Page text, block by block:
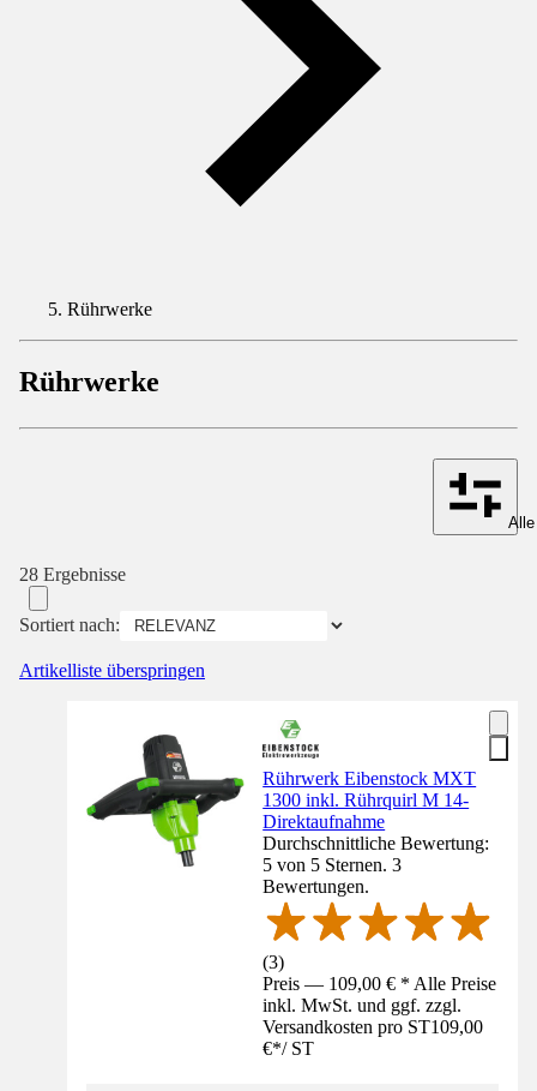
Rührwerke
Rührwerke
28 Ergebnisse
Sortiert nach:
Artikelliste überspringen
Rührwerk Eibenstock MXT
1300 inkl. Rührquirl M 14-
Direktaufnahme
Durchschnittliche Bewertung:
5 von 5 Sternen. 3
Bewertungen.
(3)
Preis — 109,00 € * Alle Preise
inkl. MwSt. und ggf. zzgl.
Versandkosten pro ST109,00
€*/ ST